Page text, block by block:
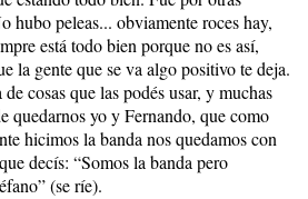
hubo peleas... obviamente roces hay,
está todo bien porque no es así,
la gente que se va algo positivo te deja.
cosas que las podés usar, y muchas
quedarnos yo y Fernando, que como
hicimos la banda nos quedamos con
decís: “Somos la banda pero
(se ríe).